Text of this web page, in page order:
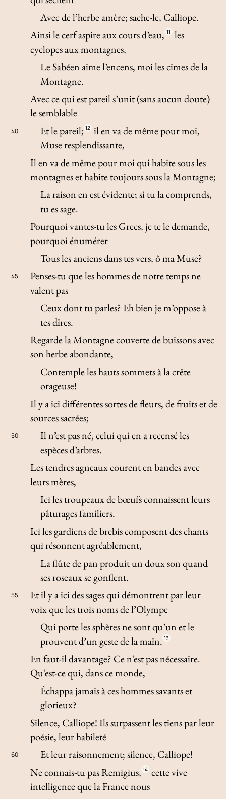
Avec de l’herbe amère; sache-le, Calliope.
Ainsi le cerf aspire aux cours d’eau, 11
les
cyclopes aux montagnes,
Le Sabéen aime l’encens, moi les cimes de la
Montagne.
Avec ce qui est pareil s’unit (sans aucun doute)
le semblable
40 Et le pareil; 12 il en va de même pour moi,
Muse resplendissante,
Il en va de même pour moi qui habite sous les
montagnes et habite toujours sous la Montagne;
La raison en est évidente; si tu la comprends,
tu es sage.
Pourquoi vantes-tu les Grecs, je te le demande,
pourquoi énumérer
Tous les anciens dans tes vers, ô ma Muse?
45
Penses-tu que les hommes de notre temps ne
valent pas
Ceux dont tu parles? Eh bien je m’oppose à
tes dires.
Regarde la Montagne couverte de buissons avec
son herbe abondante,
Contemple les hauts sommets à la crête
orageuse!
Il y a ici différentes sortes de fleurs, de fruits et de
sources sacrées;
50
Il n’est pas né, celui qui en a recensé les
espèces d’arbres.
Les tendres agneaux courent en bandes avec
leurs mères,
Ici les troupeaux de bœufs connaissent leurs
pâturages familiers.
Ici les gardiens de brebis composent des chants
qui résonnent agréablement,
La flûte de pan produit un doux son quand
ses roseaux se gonflent.
55
Et il y a ici des sages qui démontrent par leur
voix que les trois noms de l’Olympe
Qui porte les sphères ne sont qu’un et le
prouvent d’un geste de la main. 13
En faut-il davantage? Ce n’est pas nécessaire.
Qu’est-ce qui, dans ce monde,
Échappa jamais à ces hommes savants et
glorieux?
Silence, Calliope! Ils surpassent les tiens par leur
poésie, leur habileté
60
Et leur raisonnement; silence, Calliope!
Ne connais-tu pas Remigius, 14 cette vive
intelligence que la France nous